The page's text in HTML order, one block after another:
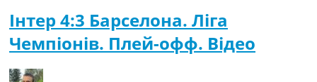
Інтер 4:3 Барселона. Ліга
Чемпіонів. Плей-офф. Відео